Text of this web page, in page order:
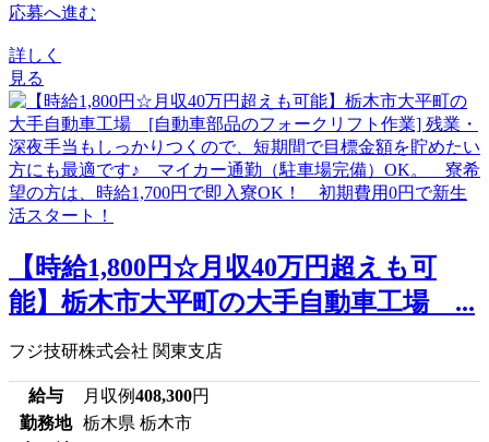
応募へ進む
詳しく
見る
【時給1,800円☆月収40万円超えも可
能】栃木市大平町の大手自動車工場 ...
フジ技研株式会社 関東支店
給与 月収例408,300円
勤務地
栃木県 栃木市